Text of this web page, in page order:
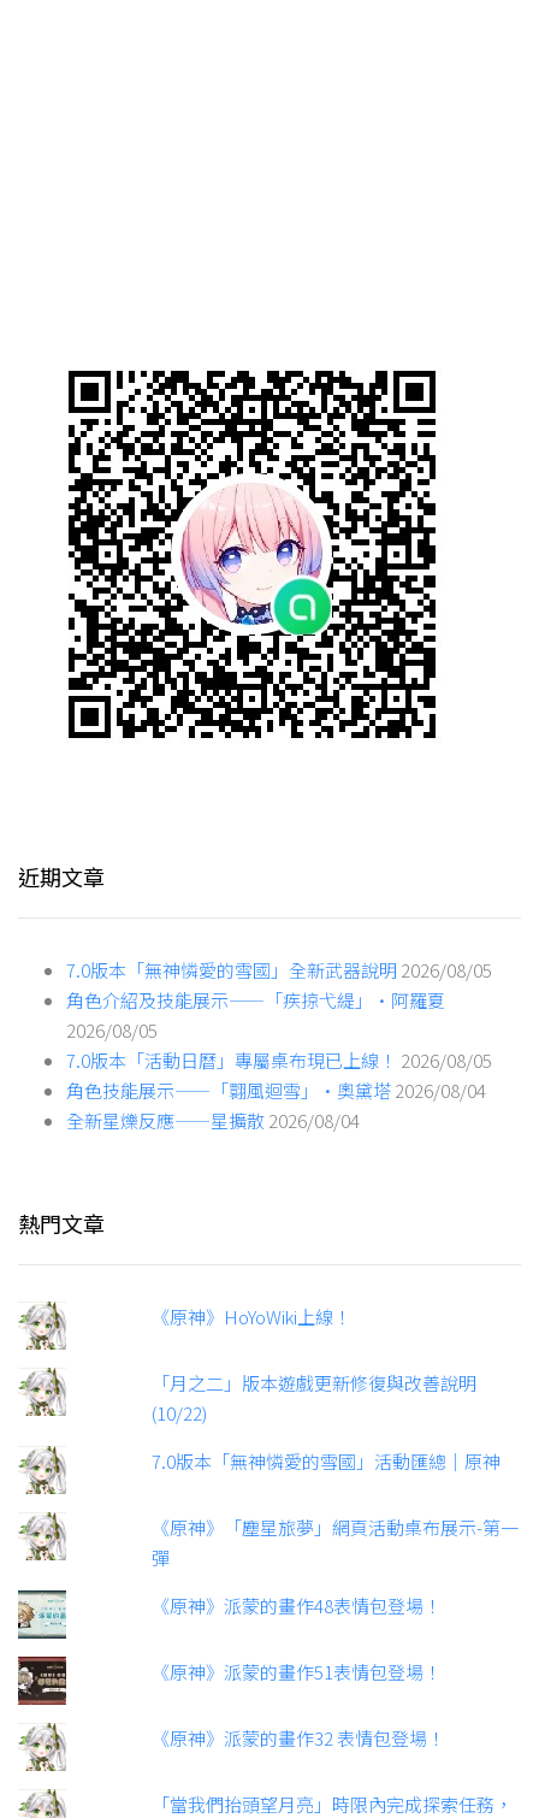
近期文章
7.0版本「無神憐愛的雪國」全新武器說明 2026/08/05
角色介紹及技能展示——「疾掠弋緹」·阿羅夏
2026/08/05
7.0版本「活動日曆」專屬桌布現已上線！ 2026/08/05
角色技能展示——「翾風迴雪」·奧黛塔2026/08/04
全新星爍反應——星擴散2026/08/04
熱門文章
《原神》HoYoWiki上線！
「月之二」版本遊戲更新修復與改善說明
(10/22)
7.0版本「無神憐愛的雪國」活動匯總｜原神
《原神》「塵星旅夢」網頁活動桌布展示-第一
彈
《原神》派蒙的畫作48表情包登場！
《原神》派蒙的畫作51表情包登場！
《原神》派蒙的畫作32 表情包登場！
「當我們抬頭望月亮」時限內完成探索任務，